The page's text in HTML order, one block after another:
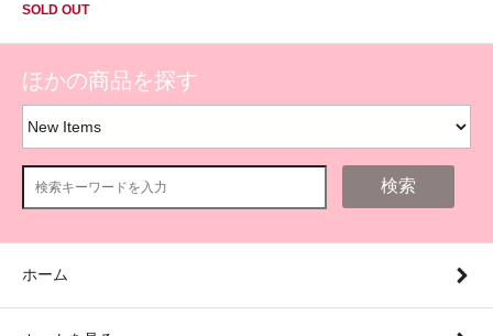
SOLD OUT
ほかの商品を探す
検索
ホーム